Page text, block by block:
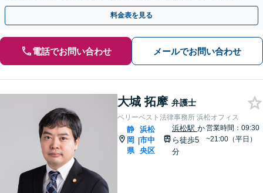
を問わずサポート「労災申請やハラスメント問題にも対応」
料金表を見る
電話でお問い合わせ メールでお問い合わせ
大城 拓摩 弁護士
ベリーベスト法律事務所 浜松オフィス
静
岡
県
|
浜松
市中
央区
浜松駅 か
ら徒歩5
分
営業時間：09:30
~21:00（平日）